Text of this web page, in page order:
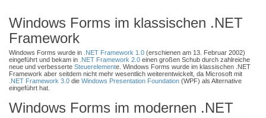
Windows Forms im klassischen .NET
Framework
Windows Forms wurde in .NET Framework 1.0 (erschienen am 13. Februar 2002)
eingeführt und bekam in .NET Framework 2.0 einen großen Schub durch zahlreiche
neue und verbesserte Steuerelemente. Windows Forms wurde im klassischen .NET
Framework aber seitdem nicht mehr wesentlich weiterentwickelt, da Microsoft mit
.NET Framework 3.0 die Windows Presentation Foundation (WPF) als Alternative
eingeführt hat.
Windows Forms im modernen .NET